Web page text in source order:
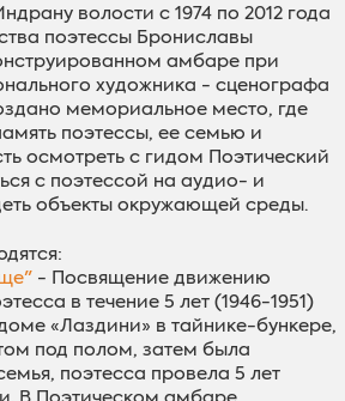
волости с 1974 по 2012 годa
поэтессы Брониславы
амбаре при
художника - сценографа
мемориальное место, где
поэтессы, ее семью и
осмотреть с гидом Поэтический
с поэтессой на аудио- и
объекты окружающей среды.
- Посвящение движению
в течение 5 лет (1946-1951)
«Лаздини» в тайнике-бункере,
под полом, затем была
поэтесса провела 5 лет